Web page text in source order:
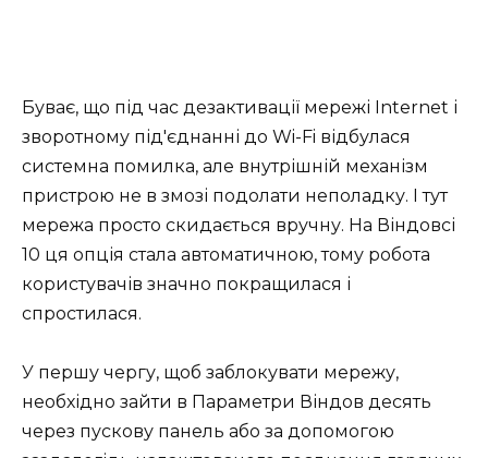
Буває, що під час дезактивації мережі Internet і
зворотному під'єднанні до Wi-Fi відбулася
системна помилка, але внутрішній механізм
пристрою не в змозі подолати неполадку. І тут
мережа просто скидається вручну. На Віндовсі
10 ця опція стала автоматичною, тому робота
користувачів значно покращилася і
спростилася.
У першу чергу, щоб заблокувати мережу,
необхідно зайти в Параметри Віндов десять
через пускову панель або за допомогою